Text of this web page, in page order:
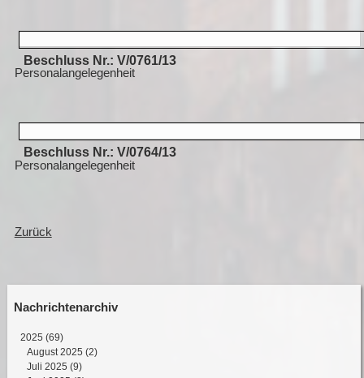
Beschluss Nr.: V/0761/13
Personalangelegenheit
Beschluss Nr.: V/0764/13
Personalangelegenheit
Zurück
Nachrichtenarchiv
2025 (69)
August 2025 (2)
Juli 2025 (9)